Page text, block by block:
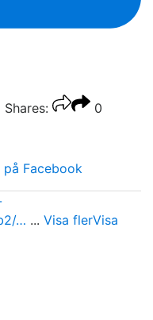
Shares:
0
på Facebook
… ... Visa flerVisa